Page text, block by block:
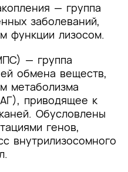
(в том числе
заболевания или
медицинской
группы по
клинических
— группа
заболеваний,
функции лизосом.
— группа
обмена веществ,
метаболизма
приводящее к
Обусловлены
генов,
внутрилизосомного